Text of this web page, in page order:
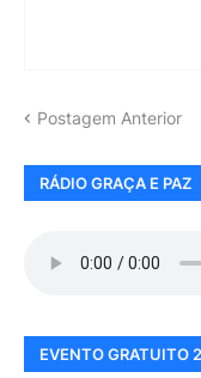
Postagem Anterior
RÁDIO GRAÇA E PAZ
EVENTO GRATUITO